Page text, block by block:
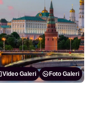
Video Galeri Foto Galeri